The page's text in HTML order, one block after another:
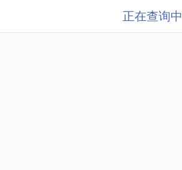
正在查询中